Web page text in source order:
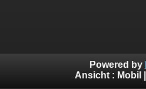
Powered by
Ansicht : Mobil